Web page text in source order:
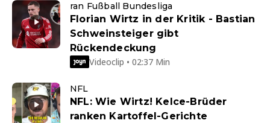
ran Fußball Bundesliga
Florian Wirtz in der Kritik - Bastian
Schweinsteiger gibt
Rückendeckung
Videoclip • 02:37 Min
NFL
NFL: Wie Wirtz! Kelce-Brüder
ranken Kartoffel-Gerichte